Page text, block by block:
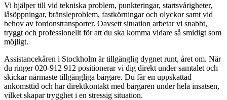
Vi hjälper till vid tekniska problem, punkteringar, startsvårigheter,
låsöppningar, bränsleproblem, fastkörningar och olyckor samt vid
behov av fordonstransporter. Oavsett situation arbetar vi snabbt,
tryggt och professionellt för att du ska komma vidare så smidigt som
möjligt.
Assistancekåren i Stockholm är tillgänglig dygnet runt, året om. När
du ringer 020-912 912 positionerar vi dig direkt under samtalet och
skickar närmaste tillgängliga bärgare. Du får en uppskattad
ankomsttid och har direktkontakt med bärgaren under hela insatsen,
vilket skapar trygghet i en stressig situation.